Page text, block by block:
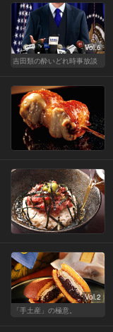
Vol.6
吉田類の酔いどれ時事放談
Vol.2
「手土産」の極意。